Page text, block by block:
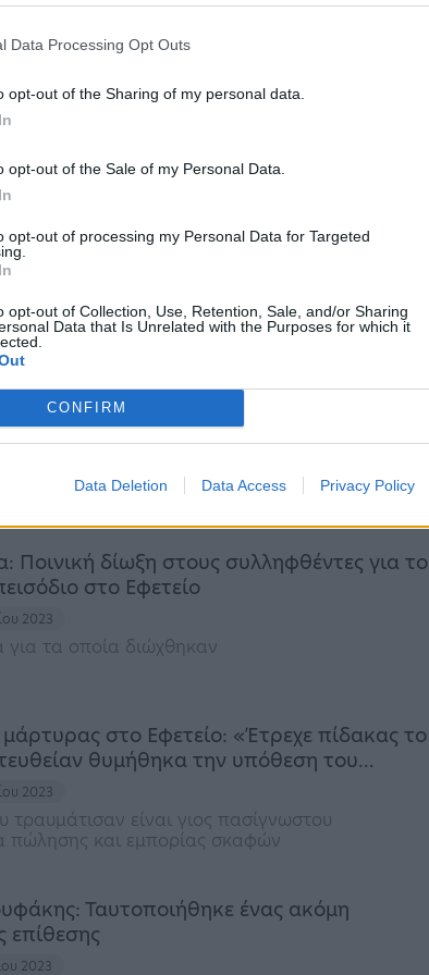
Data Processing Opt Outs
opt-out of the Sharing of my personal data.
opt-out of the Sale of my Personal Data.
opt-out of processing my Personal Data for Targeted
opt-out of Collection, Use, Retention, Sale, and/or Sharing
Data that Is Unrelated with the Purposes for which it
CONFIRM
Data Deletion Data Access Privacy Policy
στην έδρα των ΜΑΤ – Κουκουλοφόροι
2023
νεκρός σε επίθεση εναντίον τηλεοπτικού
2023
εξέφρασε την «αλληλεγγύη» του προς τους
του σταθμού
Guardian για την επίθεση στον αρχαιολόγο
Βία απέναντι στις προσπάθειες…
2023
στέκεται στην επίθεση στον
το «κράτος εν κράτει» στο κυκλαδίτικο νησί
Ποινική δίωξη στους συλληφθέντες για το
στο Εφετείο
2023
για τα οποία διώχθηκαν
μάρτυρας στο Εφετείο: «Έτρεχε πίδακας το
θυμήθηκα την υπόθεση του…
2023
είναι γιος πασίγνωστου
πώλησης και εμπορίας σκαφών
Ταυτοποιήθηκε ένας ακόμη
επίθεσης
2023